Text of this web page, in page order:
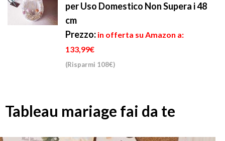
per Uso Domestico Non Supera i 48
cm
Prezzo: in offerta su Amazon a:
133,99€
(Risparmi 108€)
Tableau mariage fai da te